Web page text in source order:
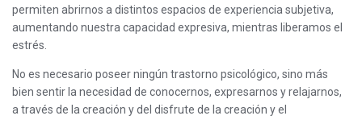
permiten abrirnos a distintos espacios de experiencia subjetiva,
aumentando nuestra capacidad expresiva, mientras liberamos el
estrés.
No es necesario poseer ningún trastorno psicológico, sino más
bien sentir la necesidad de conocernos, expresarnos y relajarnos,
a través de la creación y del disfrute de la creación y el